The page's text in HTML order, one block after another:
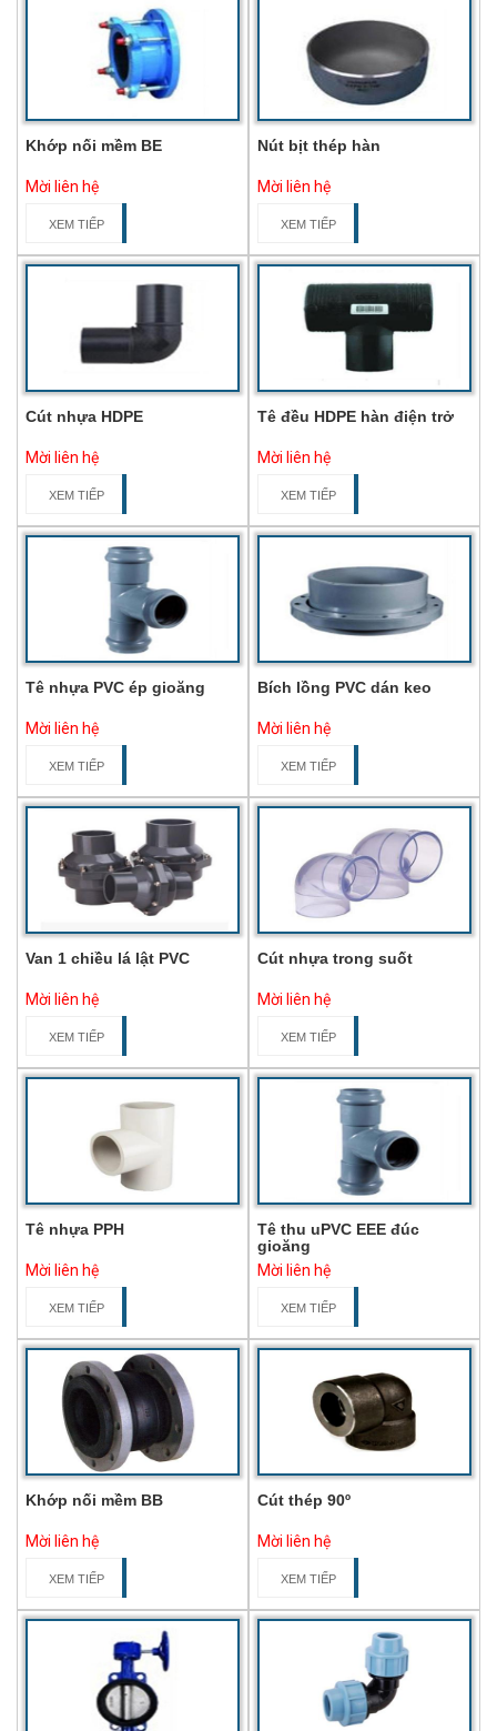
Khớp nối mềm BE
Mời liên hệ
XEM TIẾP
Nút bịt thép hàn
Mời liên hệ
XEM TIẾP
Cút nhựa HDPE
Mời liên hệ
XEM TIẾP
Tê đều HDPE hàn điện trở
Mời liên hệ
XEM TIẾP
Tê nhựa PVC ép gioăng
Mời liên hệ
XEM TIẾP
Bích lồng PVC dán keo
Mời liên hệ
XEM TIẾP
Van 1 chiều lá lật PVC
Mời liên hệ
XEM TIẾP
Cút nhựa trong suốt
Mời liên hệ
XEM TIẾP
Tê nhựa PPH
Mời liên hệ
XEM TIẾP
Tê thu uPVC EEE đúc
gioăng
Mời liên hệ
XEM TIẾP
Khớp nối mềm BB
Mời liên hệ
XEM TIẾP
Cút thép 90º
Mời liên hệ
XEM TIẾP